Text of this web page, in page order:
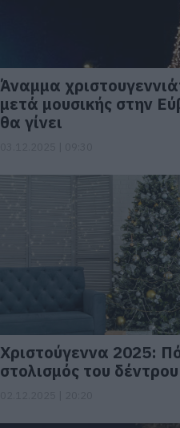
Άναμμα
μετά μουσικής στην
θα γίνει
Χριστούγεννα 2025:
στολισμός του